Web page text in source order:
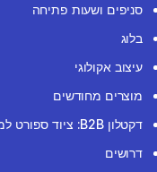
סניפים ושעות פתיחה
בלוג
עיצוב אקולוגי
מוצרים מחודשים
דקטלון B2B: ציוד ספורט למוסדות
דרושים